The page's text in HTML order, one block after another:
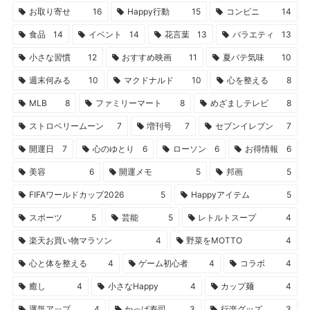
お取り寄せ 16 Happy行動 15 コンビニ 14
食品 14 イベント 14 花言葉 13 バラエティ 13
小さな習慣 12 おすすめ映画 11 夏バテ気味 10
週末何みる 10 マクドナルド 10 心を整える 8
MLB 8 ファミリーマート 8 めざましテレビ 8
ストロベリームーン 7 増刊号 7 セブンイレブン 7
開運日 7 心のゆとり 6 ローソン 6 お得情報 6
美容 6 開運メモ 5 邦画 5
FIFAワールドカップ2026 5 Happyアイテム 5
スポーツ 5 芸能 5 レトルトスープ 4
楽天お買い物マラソン 4 野菜をMOTTO 4
心と体を整える 4 ゲーム初心者 4 コラボ 4
癒し 4 小さなHappy 4 カップ麺 4